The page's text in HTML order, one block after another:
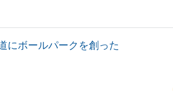
にボールパークを創った